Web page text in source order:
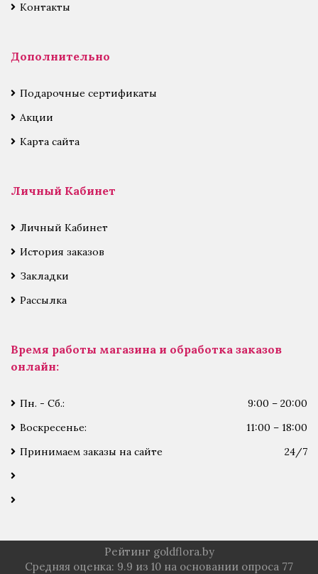
Контакты
Дополнительно
Подарочные сертификаты
Акции
Карта сайта
Личный Кабинет
Личный Кабинет
История заказов
Закладки
Рассылка
Время работы магазина и обработка заказов
онлайн:
Пн. - Сб.:
9:00 – 20:00
Воскресенье:
11:00 – 18:00
Принимаем заказы на сайте
24/7
Рейтинг goldflora.by
Средняя оценка: 9.9 из 10 на основании опроса 77